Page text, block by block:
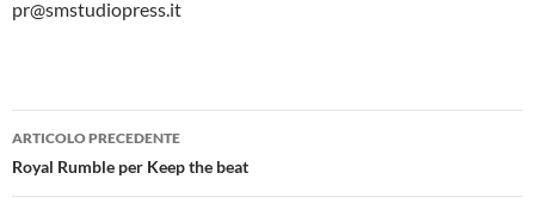
pr@smstudiopress.it
Navigazione
articolo
ARTICOLO PRECEDENTE
Royal Rumble per Keep the beat